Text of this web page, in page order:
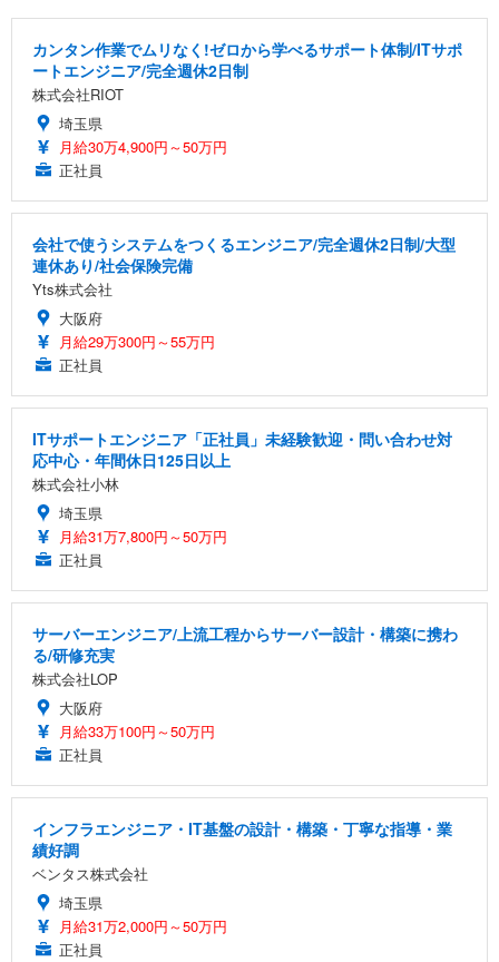
カンタン作業でムリなく!ゼロから学べるサポート体制/ITサポ
ートエンジニア/完全週休2日制
株式会社RIOT
埼玉県
月給30万4,900円～50万円
正社員
会社で使うシステムをつくるエンジニア/完全週休2日制/大型
連休あり/社会保険完備
Yts株式会社
大阪府
月給29万300円～55万円
正社員
ITサポートエンジニア「正社員」未経験歓迎・問い合わせ対
応中心・年間休日125日以上
株式会社小林
埼玉県
月給31万7,800円～50万円
正社員
サーバーエンジニア/上流工程からサーバー設計・構築に携わ
る/研修充実
株式会社LOP
大阪府
月給33万100円～50万円
正社員
インフラエンジニア・IT基盤の設計・構築・丁寧な指導・業
績好調
ベンタス株式会社
埼玉県
月給31万2,000円～50万円
正社員